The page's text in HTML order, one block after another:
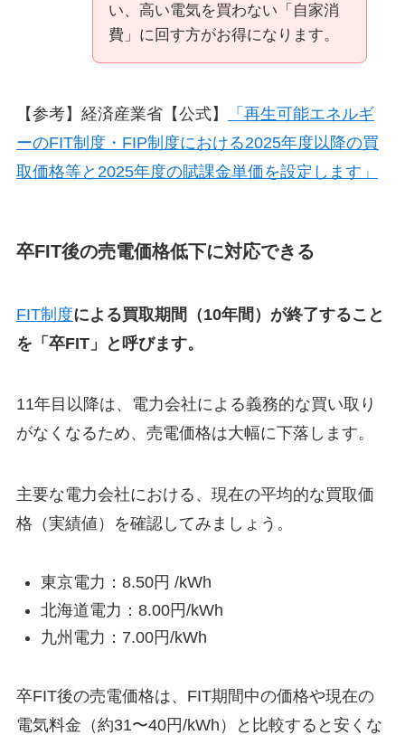
い、高い電気を買わない「自家消
費」に回す方がお得になります。
【参考】経済産業省【公式】
「再生可能エネルギ
ーのFIT制度・FIP制度における2025年度以降の買
取価格等と2025年度の賦課金単価を設定します」
卒FIT後の売電価格低下に対応できる
FIT制度による買取期間（10年間）が終了すること
を「卒FIT」と呼びます。
11年目以降は、電力会社による義務的な買い取り
がなくなるため、売電価格は大幅に下落します。
主要な電力会社における、現在の平均的な買取価
格（実績値）を確認してみましょう。
東京電力：8.50円 /kWh
北海道電力：8.00円/kWh
九州電力：7.00円/kWh
卒FIT後の売電価格は、FIT期間中の価格や現在の
電気料金（約31〜40円/kWh）と比較すると安くな